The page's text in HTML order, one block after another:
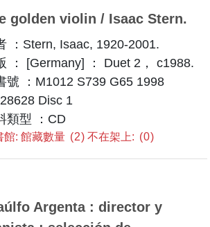
golden violin / Isaac Stern.
：Stern, Isaac, 1920-2001.
： [Germany] ： Duet 2， c1988.
號 ：M1012 S739 G65 1998
Disc 1
類型 ：CD
館: 館藏數量 2 不在架上: 0
Argenta : director y